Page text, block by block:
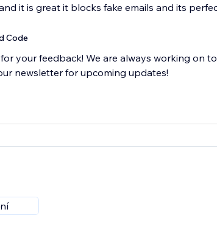
it is great it blocks fake emails and its
Code
your feedback! We are always working on
newsletter for upcoming updates!